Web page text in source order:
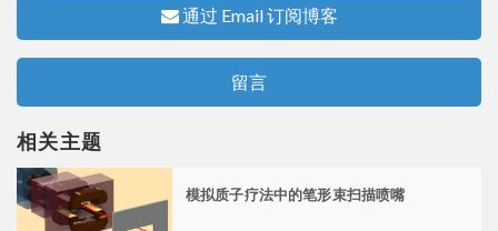
通过 Email 订阅博客
留言
相关主题
模拟质子疗法中的笔形束扫描喷嘴